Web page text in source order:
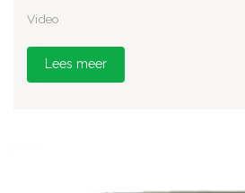
Video
Lees meer